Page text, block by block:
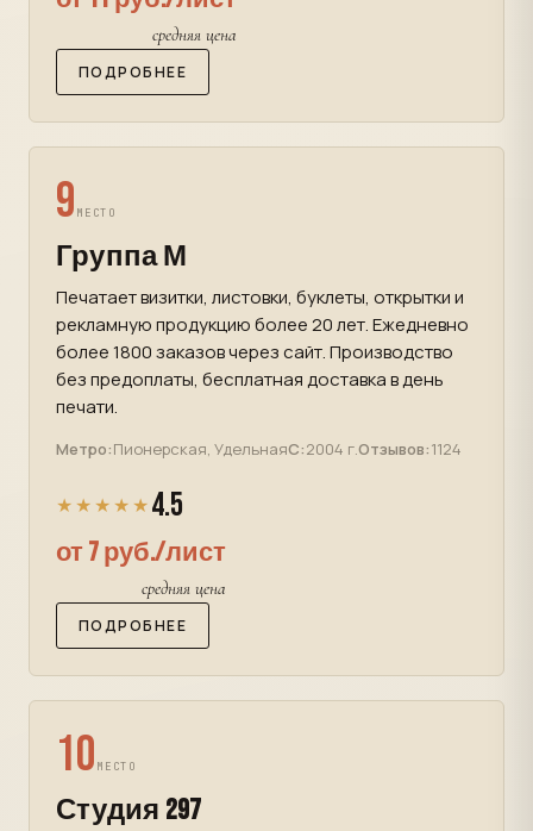
средняя цена
ПОДРОБНЕЕ
9 МЕСТО
Группа М
Печатает визитки, листовки, буклеты, открытки и
рекламную продукцию более 20 лет. Ежедневно
более 1800 заказов через сайт. Производство
без предоплаты, бесплатная доставка в день
печати.
Метро:Пионерская, УдельнаяС:2004 г.Отзывов:1124
★★★★★ 4.5
от 7 руб./лист
средняя цена
ПОДРОБНЕЕ
10 МЕСТО
Студия 297